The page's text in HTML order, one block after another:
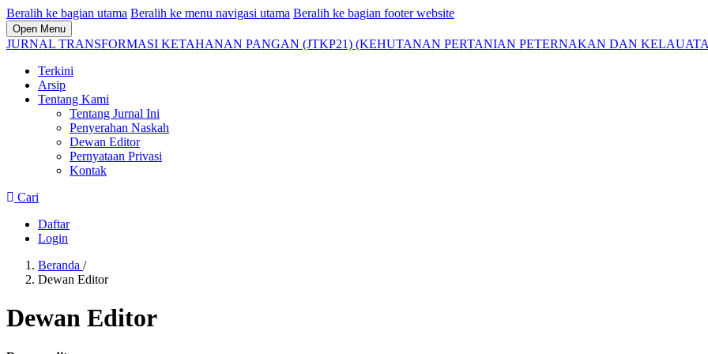
Beralih ke bagian utama Beralih ke menu navigasi utama Beralih ke bagian footer website
Open Menu
JURNAL TRANSFORMASI KETAHANAN PANGAN (JTKP21) (KEHUTANAN PERTANIAN PETERNAKAN DAN
Terkini
Arsip
Tentang Kami
Tentang Jurnal Ini
Penyerahan Naskah
Dewan Editor
Pernyataan Privasi
Kontak
Cari
Daftar
Login
Beranda /
Dewan Editor
Dewan Editor